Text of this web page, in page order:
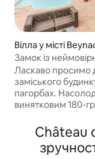
Вілла у місті
nac
Замок із
приватним
ванною
Ласкаво просимо
заміського
пагорбах.
винятковим 180-
панорамному
з травня по
гідромасажній
Château